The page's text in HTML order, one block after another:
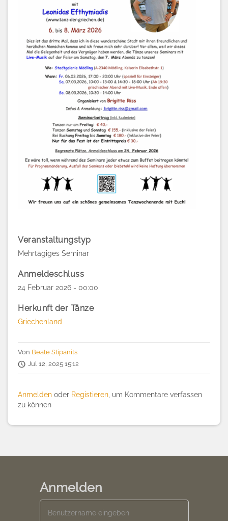
Veranstaltungstyp
Mehrtägiges Seminar
Anmeldeschluss
24 Februar 2026 - 00:00
Herkunft der Tänze
Griechenland
Von Beate Stipanits
Jul 12, 2025 15:12
Anmelden oder Registieren , um Kommentare verfassen
zu können
Anmelden